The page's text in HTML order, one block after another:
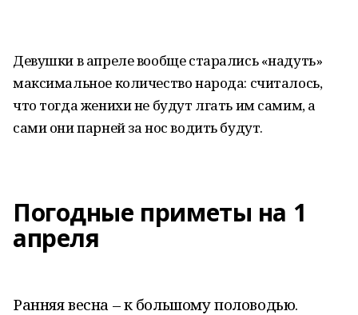
Девушки в апреле вообще старались «надуть»
максимальное количество народа: считалось,
что тогда женихи не будут лгать им самим, а
сами они парней за нос водить будут.
Погодные приметы на 1
апреля
Ранняя весна – к большому половодью.